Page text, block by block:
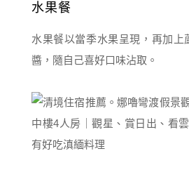
水果餐
水果餐以當季水果呈現，再加上
醬，隨自己喜好口味沾取。